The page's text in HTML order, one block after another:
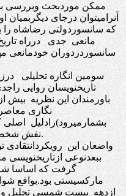
ممکن موردبحث وبررسی
آنرامیتوان درجای
که سانسوردولتی رضاشاه
مانعی جدی درراه
سانسوردردوران خودمانعی
سومین انگاره تحلیلی
تاریخنویسان روایی
باورمندان این نظریه بیش
نگاری
بشمارمیرود)رادلیل
نقش شخصیتهای مربوط به آن تلقی می نمایند.
واضعان این
ببعدنوعی ازتاریخنویسی
گرفت که اساسا
مارکسیستی بود.بواقع
ازدهه بیست شمسی تحلیل